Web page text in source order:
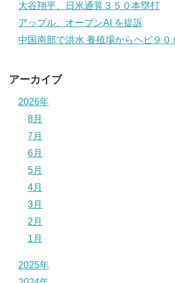
大谷翔平、日米通算３５０本塁打
アップル、オープンAI を提訴
中国南部で洪水 養殖場からヘビ９０
アーカイブ
2026年
8月
7月
6月
5月
4月
3月
2月
1月
2025年